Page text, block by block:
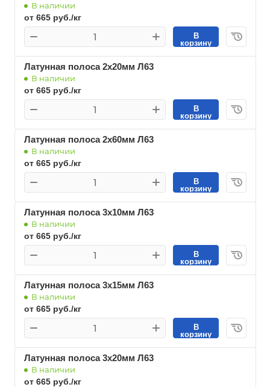
В наличии
от 665 руб./кг
В
корзину
Латунная полоса 2х20мм Л63
В наличии
от 665 руб./кг
В
корзину
Латунная полоса 2х60мм Л63
В наличии
от 665 руб./кг
В
корзину
Латунная полоса 3х10мм Л63
В наличии
от 665 руб./кг
В
корзину
Латунная полоса 3х15мм Л63
В наличии
от 665 руб./кг
В
корзину
Латунная полоса 3х20мм Л63
В наличии
от 665 руб./кг